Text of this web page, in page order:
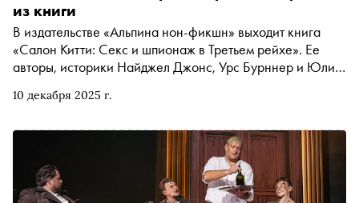
10 декабря 2025 г.
из книги
В издательстве «Альпина нон-фикшн» выходит книга
«Салон Китти: Секс и шпионаж в Третьем рейхе». Ее
авторы, историки Найджел Джонс, Урс Бурннер и Юлия
шпионаж в нацистской Германии и каким образом
использовались в политической борьбе. «Сноб»